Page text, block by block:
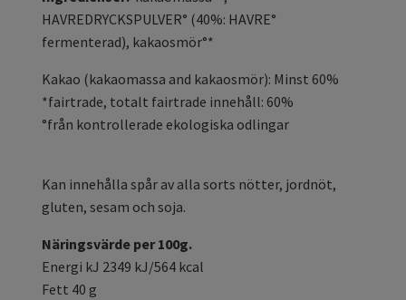
HAVREDRYCKSPULVER° (40%: HAVRE°
fermenterad), kakaosmör°*
Kakao (kakaomassa and kakaosmör): Minst 60%
*fairtrade, totalt fairtrade innehåll: 60%
°från kontrollerade ekologiska odlingar
Kan innehålla spår av alla sorts nötter, jordnöt,
gluten, sesam och soja.
Näringsvärde per 100g.
Energi kJ 2349 kJ/564 kcal
Fett 40 g